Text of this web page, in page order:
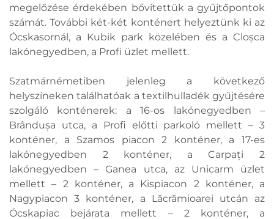
megelőzése érdekében bővítettük a gyűjtőpontok
számát. További két-két konténert helyeztünk ki az
Ócskasornál, a Kubik park közelében és a Cloșca
lakónegyedben, a Profi üzlet mellett.
Szatmárnémetiben jelenleg a következő
helyszíneken találhatóak a textilhulladék gyűjtésére
szolgáló konténerek: a 16-os lakónegyedben –
Brândușa utca, a Profi előtti parkoló mellett – 3
konténer, a Szamos piacon 2 konténer, a 17-es
lakónegyedben 2 konténer, a Carpați 2
lakónegyedben – Ganea utca, az Unicarm üzlet
mellett – 2 konténer, a Kispiacon 2 konténer, a
Nagypiacon 3 konténer, a Lăcrămioarei utcán az
Ócskapiac bejárata mellett – 2 konténer, a